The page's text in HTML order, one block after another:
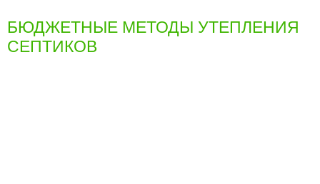
БЮДЖЕТНЫЕ МЕТОДЫ УТЕПЛЕНИЯ
СЕПТИКОВ